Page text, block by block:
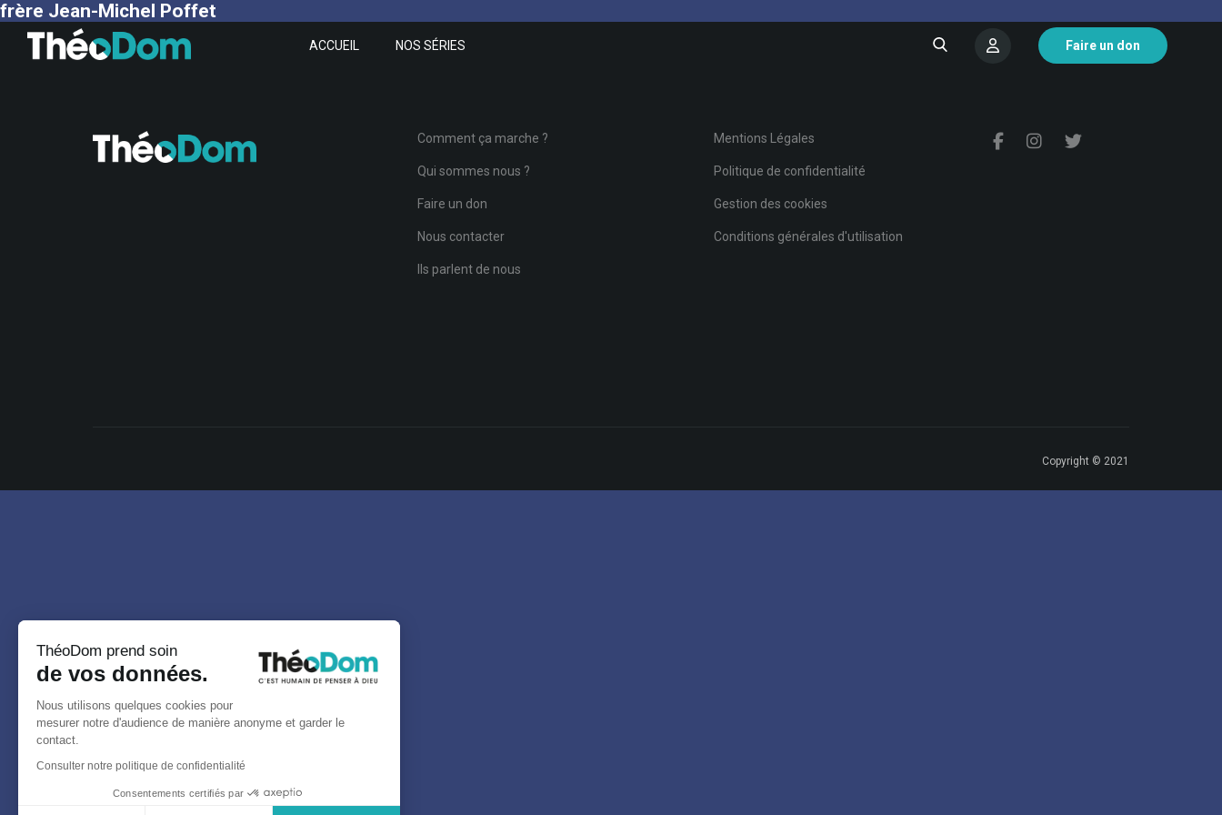
ACCUEIL NOS SÉRIES Faire un don
frère Jean-Michel Poffet
Comment ça marche ? Mentions Légales
Qui sommes nous ? Politique de confidentialité
Faire un don Gestion des cookies
Nous contacter Conditions générales d'utilisation
Ils parlent de nous
Copyright © 2021
ThéoDom prend soin
de vos données.
Nous utilisons quelques cookies pour
mesurer notre d'audience de manière anonyme et garder le
contact.
Consulter notre politique de confidentialité
Consentements certifiés par